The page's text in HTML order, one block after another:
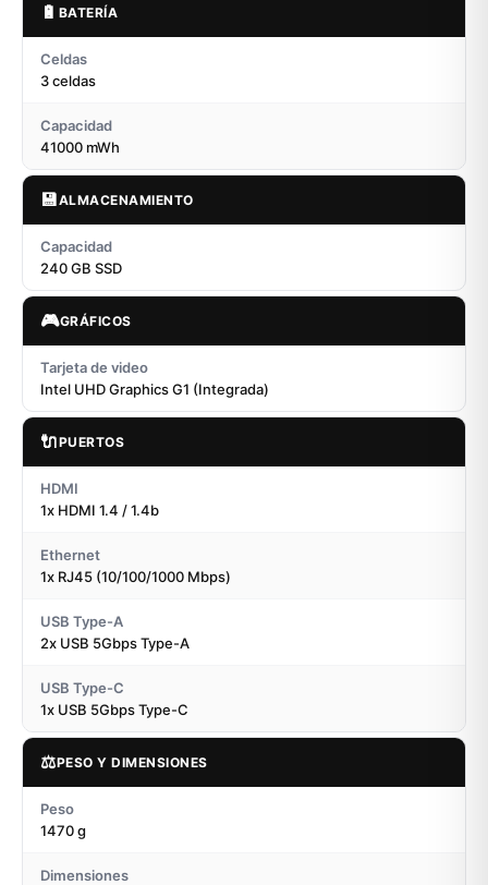
🔋 BATERÍA
Celdas
3 celdas
Capacidad
41000 mWh
💾ALMACENAMIENTO
Capacidad
240 GB SSD
🎮GRÁFICOS
Tarjeta de video
Intel UHD Graphics G1 (Integrada)
🔌PUERTOS
HDMI
1x HDMI 1.4 / 1.4b
Ethernet
1x RJ45 (10/100/1000 Mbps)
USB Type-A
2x USB 5Gbps Type-A
USB Type-C
1x USB 5Gbps Type-C
⚖️PESO Y DIMENSIONES
Peso
1470 g
Dimensiones